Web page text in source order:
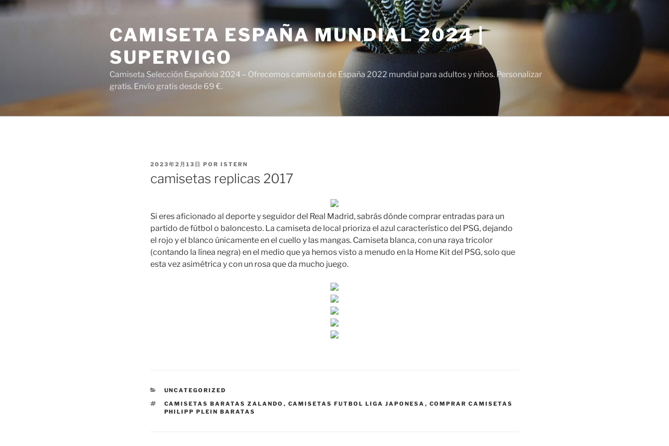
Saltar
al
CAMISETA ESPAÑA MUNDIAL 2024 |
SUPERVIGO
Camiseta Selección Española 2024 – Ofrecemos camiseta de España 2022 mundial para adultos y niños. Personalizar
gratis. Envío gratis desde 69 €.
PUBLICADO
2023年2月13日 POR ISTERN
camisetas replicas 2017
Si eres aficionado al deporte y seguidor del Real Madrid, sabrás dónde comprar entradas para un
partido de fútbol o baloncesto. La camiseta de local prioriza el azul característico del PSG, dejando
el rojo y el blanco únicamente en el cuello y las mangas. Camiseta blanca, con una raya tricolor
(contando la línea negra) en el medio que ya hemos visto a menudo en la Home Kit del PSG, solo que
esta vez asimétrica y con un rosa que da mucho juego.
CATEGORÍAS
UNCATEGORIZED
ETIQUETAS
CAMISETAS BARATAS ZALANDO , CAMISETAS FUTBOL LIGA JAPONESA , COMPRAR CAMISETAS
PHILIPP PLEIN BARATAS